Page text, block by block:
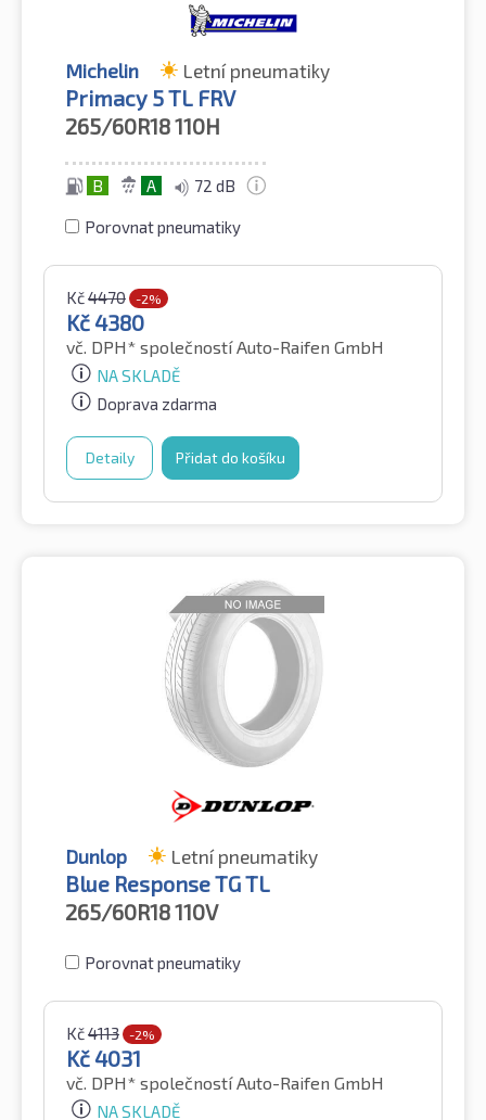
Michelin Letní pneumatiky
Primacy 5 TL FRV
265/60R18110H
B A 72 dB
Porovnat pneumatiky
Kč4470 -2%
Kč4380
vč. DPH* společností Auto-Raifen GmbH
NA SKLADĚ
Doprava zdarma
Detaily Přidat do košíku
Dunlop Letní pneumatiky
Blue Response TG TL
265/60R18110V
Porovnat pneumatiky
Kč4113 -2%
Kč4031
vč. DPH* společností Auto-Raifen GmbH
NA SKLADĚ